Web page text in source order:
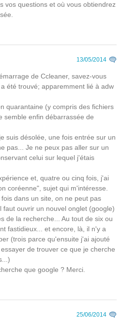
vos questions et où vous obtiendrez
13/05/2014
de Ccleaner, savez-vous
été trouvé; apparemment lié à adw
quarantaine (y compris des fichiers
semble enfin débarrassée de
suis désolée, une fois entrée sur un
pas... Je ne peux pas aller sur un
celui sur lequel j'étais
et, quatre ou cinq fois, j'ai
coréenne", sujet qui m'intéresse.
dans un site, on ne peut pas
faut ouvrir un nouvel onglet (google)
de la recherche... Au tout de six ou
fastidieux... et encore, là, il n'y a
(trois parce qu'ensuite j'ai ajouté
de trouver ce que je cherche
que google ? Merci.
25/06/2014